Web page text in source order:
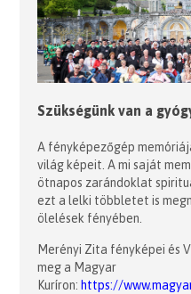
Szükségünk van a
A fényképezőgép
világ képeit. A mi saját
ötnapos zarándoklat
ezt a lelki többletet is
ölelések fényében.
Merényi Zita fényképei és
meg a Magyar
Kuríron:https://